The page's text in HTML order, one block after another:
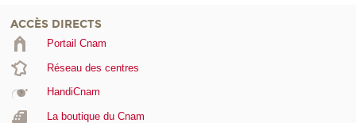
ACCÈS DIRECTS
Portail Cnam
Réseau des centres
HandiCnam
La boutique du Cnam